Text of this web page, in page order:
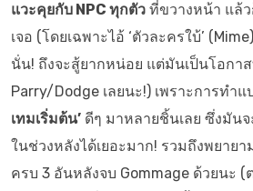
แวะคุยกับ NPC ทุกตัว ที่ขวางหน้า แล้
เจอ (โดยเฉพาะไอ้ ‘ตัวละครใบ้’
นั่น! ถึงจะสู้ยากหน่อย แต่มันเป็นโอกา
Parry/Dodge เลยนะ!) เพราะการทำแ
เทมเริ่มต้น’ ดีๆ มาหลายชิ้นเลย ซึ่งมันจ
ในช่วงหลังได้เยอะมาก! รวมถึงพยายา
ครบ 3 อันหลังจบ Gommage ด้วยนะ